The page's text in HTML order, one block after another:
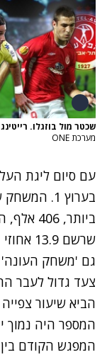
שכטר מול בוזגלו.
מערכת ONE
עם סיום ליגת
בערוץ 1.
שרשם 13.9 אחוזי רייטינג.
המספר היה נמוך יותר,